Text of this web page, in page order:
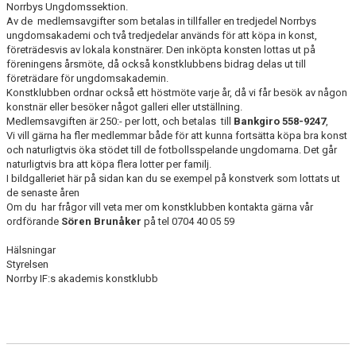
NÄRA NORRBY
VÄRDEGRUND
BILDGALLERI
MÅNADENS BILD
Norrbys Ungdomssektion.
Av de medlemsavgifter som betalas in tillfaller en tredjedel Norrbys
ungdomsakademi och två tredjedelar används för att köpa in konst,
företrädesvis av lokala konstnärer. Den inköpta konsten lottas ut på
föreningens årsmöte, då också konstklubbens bidrag delas ut till
företrädare för ungdomsakademin.
Konstklubben ordnar också ett höstmöte varje år, då vi får besök av någon
konstnär eller besöker något galleri eller utställning.
Medlemsavgiften är 250:- per lott, och betalas till Bankgiro 558-9247,
Vi vill gärna ha fler medlemmar både för att kunna fortsätta köpa bra konst
och naturligtvis öka stödet till de fotbollsspelande ungdomarna. Det går
naturligtvis bra att köpa flera lotter per familj.
I bildgalleriet här på sidan kan du se exempel på konstverk som lottats ut
de senaste åren
Om du har frågor vill veta mer om konstklubben kontakta gärna vår
ordförande Sören Brunåker på tel 0704 40 05 59
Hälsningar
Styrelsen
Norrby IF:s akademis konstklubb